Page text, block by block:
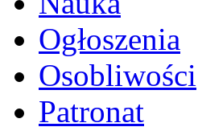
Ogłoszenia
Osobliwości
Patronat